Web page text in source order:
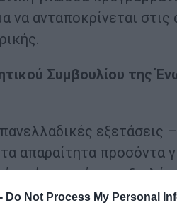
Do Not Process My Personal
ανταποκρίνεται στις
Συμβουλίου της
εξετάσεις
απαραίτητα προσόντα
ένας τρόπος
κρίνονται όλα), αλλά